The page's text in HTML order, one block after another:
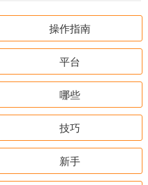
操作指南
平台
哪些
技巧
新手